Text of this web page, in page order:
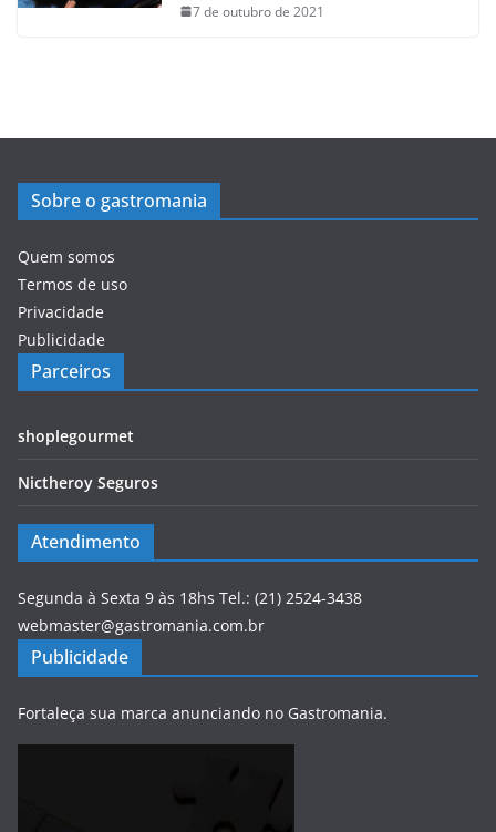
7 de outubro de 2021
Sobre o gastromania
Quem somos
Termos de uso
Privacidade
Publicidade
Parceiros
shoplegourmet
Nictheroy Seguros
Atendimento
Segunda à Sexta 9 às 18hs Tel.: (21) 2524-3438
webmaster@gastromania.com.br
Publicidade
Fortaleça sua marca anunciando no Gastromania.